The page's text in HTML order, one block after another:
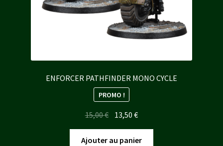
ENFORCER PATHFINDER MONO CYCLE
PROMO !
15,00€ Le
prix
initial
13,50€Le
prix
actuel
Ajouter au panier